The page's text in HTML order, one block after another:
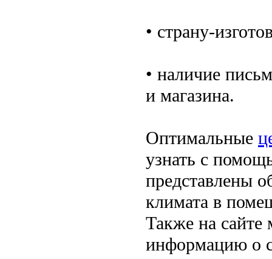
• страну-
• наличие
и магазина.
Оптимальные
узнать с
представлены
климата в
Также на сайте
информацию о